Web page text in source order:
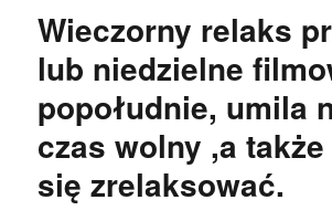
Wieczorny relaks
lub niedzielne
popołudnie, umila
czas wolny ,a
się zrelaksować.